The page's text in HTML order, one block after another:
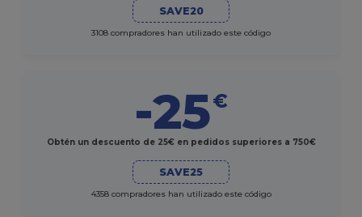
SAVE20
3108 compradores han utilizado este código
-25€
Obtén un descuento de 25€ en pedidos superiores a 750€
SAVE25
4358 compradores han utilizado este código